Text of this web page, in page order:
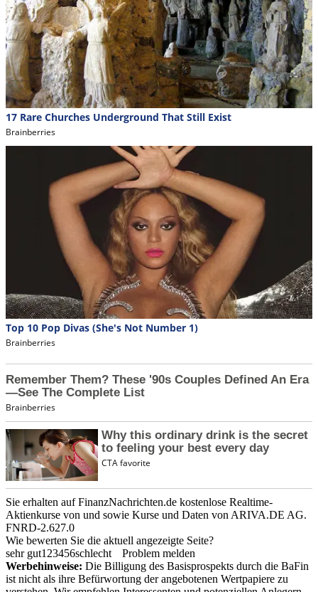
Sie erhalten auf FinanzNachrichten.de kostenlose Realtime-
Aktienkurse von und sowie Kurse und Daten von ARIVA.DE AG.
FNRD-2.627.0
Wie bewerten Sie die aktuell angezeigte Seite?
sehr gut1 23456schlecht
Problem melden
Werbehinweise: Die Billigung des Basisprospekts durch die BaFin
ist nicht als ihre Befürwortung der angebotenen Wertpapiere zu